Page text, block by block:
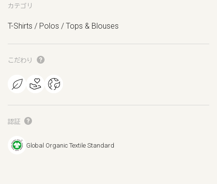
カテゴリ
T-Shirts / Polos / Tops & Blouses
こだわり
認証
Global Organic Textile Standard